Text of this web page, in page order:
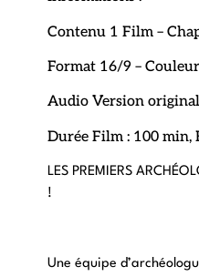
Contenu 1 Film –
Format 16/9 –
Audio Version
Durée Film : 100 min,
LES PREMIERS
!
Une équipe